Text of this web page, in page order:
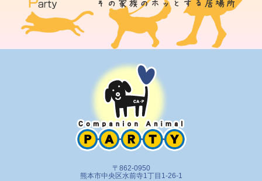
〒862-0950
熊本市中央区水前寺1丁目1-26-1